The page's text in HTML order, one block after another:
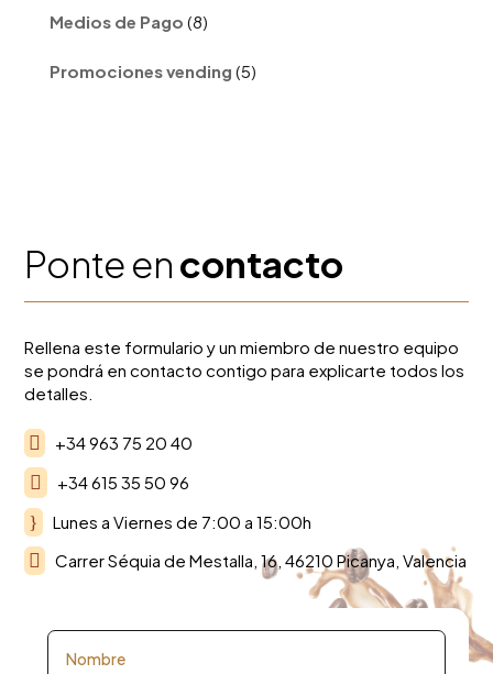
Medios de Pago 88
productos
Promociones vending 5
productos
Ponte encontacto
Rellena este formulario y un miembro de nuestro equipo
se pondrá en contacto contigo para explicarte todos los
detalles.
 +34 963 75 20 40
 +34 615 35 50 96
} Lunes a Viernes de 7:00 a 15:00h
 Carrer Séquia de Mestalla, 16, 46210 Picanya, Valencia